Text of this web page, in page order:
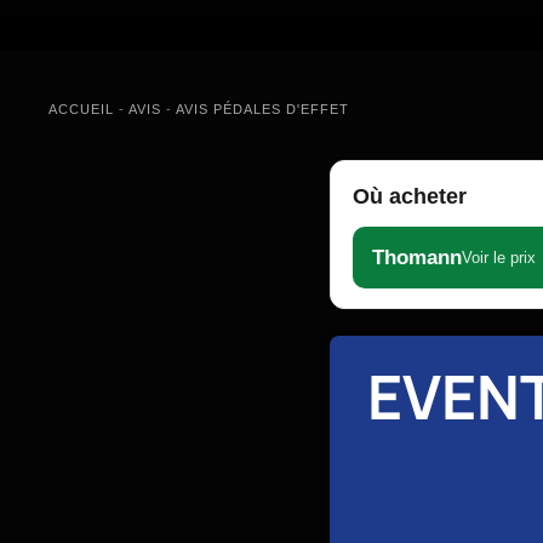
ACCUEIL - AVIS - AVIS PÉDALES D'EFFET
Où acheter
ThomannVoir le